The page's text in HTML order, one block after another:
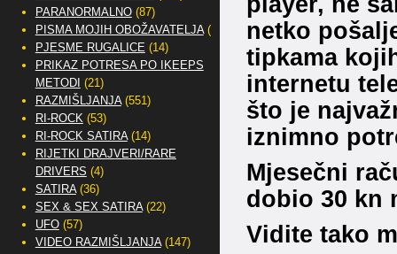
netko
tipkama
internetu
što je
iznimno
Mjesečni
dobio 30 kn
Vidite tako
PARANORMALNO(87)
PISMA MOJIH OBOŽAVATELJA(2)
PJESME RUGALICE (14)
PRIKAZ POTRESA PO IKEEPS
METODI (21)
RAZMIŠLJANJA(551)
RI-ROCK(53)
RI-ROCK SATIRA(14)
RIJETKI DRAJVERI/RARE
DRIVERS (4)
SATIRA(36)
SEX & SEX SATIRA(22)
UFO(57)
VIDEO RAZMIŠLJANJA(147)